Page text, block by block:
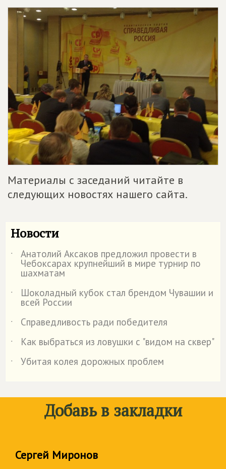
Материалы с заседаний читайте в
следующих новостях нашего сайта.
Новости
˙ Анатолий Аксаков предложил провести в
Чебоксарах крупнейший в мире турнир по
шахматам
˙
Шоколадный кубок стал брендом Чувашии и
всей России
˙
Справедливость ради победителя
˙
Как выбраться из ловушки с "видом на сквер"
˙
Убитая колея дорожных проблем
Добавь в закладки
Сергей Миронов